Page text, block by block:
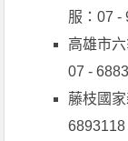
服：07 -
高雄市
07 -
藤枝國
6893118